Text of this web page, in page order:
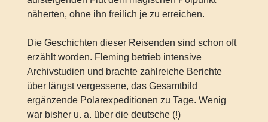
näherten, ohne ihn freilich je zu erreichen.
Die Geschichten dieser Reisenden sind schon oft
erzählt worden. Fleming betrieb intensive
Archivstudien und brachte zahlreiche Berichte
über längst vergessene, das Gesamtbild
ergänzende Polarexpeditionen zu Tage. Wenig
war bisher u. a. über die deutsche (!)